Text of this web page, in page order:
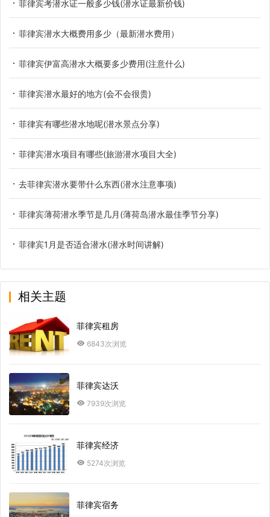
菲律宾考潜水证一般多少钱(潜水证最新价钱)
菲律宾潜水大概费用多少（最新潜水费用）
菲律宾伊富高潜水大概要多少费用(注意什么)
菲律宾潜水最好的地方(会不会很贵)
菲律宾有哪些潜水地呢(潜水景点分享)
菲律宾潜水项目有哪些(旅游潜水项目大全)
去菲律宾潜水要带什么东西(潜水注意事项)
菲律宾薄荷潜水季节是几月(薄荷岛潜水最佳季节分享)
菲律宾1月是否适合潜水(潜水时间讲解)
相关主题
菲律宾租房
6843次浏览
菲律宾达沃
7939次浏览
菲律宾经济
5274次浏览
菲律宾宿务